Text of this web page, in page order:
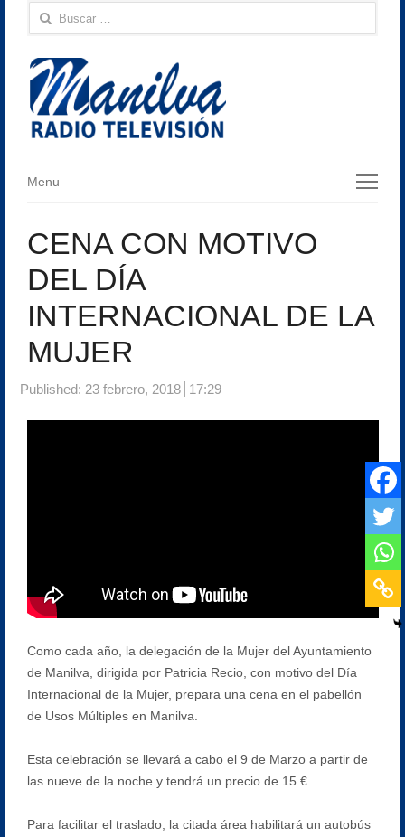
Buscar:
Menu
Menu
CENA CON MOTIVO
DEL DÍA
INTERNACIONAL DE LA
MUJER
Published: 23 febrero, 2018 17:29
Como cada año, la delegación de la Mujer del Ayuntamiento
de Manilva, dirigida por Patricia Recio, con motivo del Día
Internacional de la Mujer, prepara una cena en el pabellón
de Usos Múltiples en Manilva.
Esta celebración se llevará a cabo el 9 de Marzo a partir de
las nueve de la noche y tendrá un precio de 15 €.
Para facilitar el traslado, la citada área habilitará un autobús